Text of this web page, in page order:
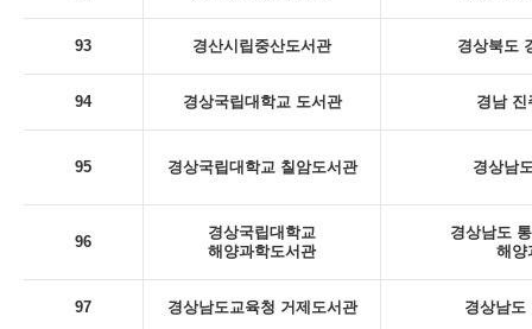
93 경산시립중산도서관 경상북도
94 경상국립대학교 도서관 경남 진
95 경상국립대학교 칠암도서관 경상남
96
경상국립대학교
해양과학도서관
경상남도
해양
97 경상남도교육청 거제도서관 경상남도